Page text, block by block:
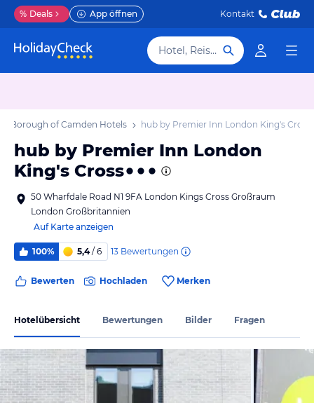
% Deals App öffnen Kontakt
Hotel, Reiseziel
Borough of Camden Hotels hub by Premier Inn London King's Cross
hub by Premier Inn London
King's Cross
50 Wharfdale Road N1 9FA London Kings Cross Großraum
London Großbritannien
Auf Karte anzeigen
100% 5,4/ 6 13 Bewertungen
Bewerten Hochladen Merken
Hotelübersicht Bewertungen Bilder Fragen